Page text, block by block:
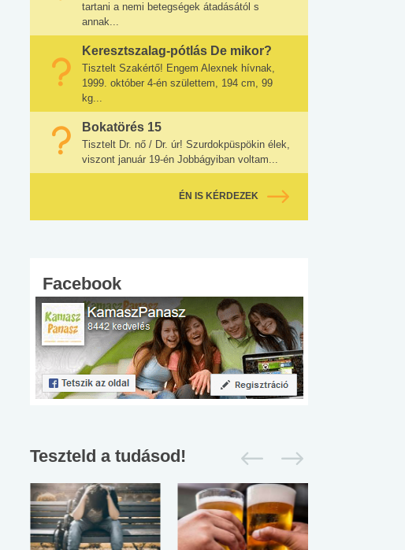
tartani a nemi betegségek átadásától s
annak...
Keresztszalag-pótlás De mikor?
Tisztelt Szakértő! Engem Alexnek hívnak,
1999. október 4-én születtem, 194 cm, 99
kg...
Bokatörés 15
Tisztelt Dr. nő / Dr. úr! Szurdokpüspökin élek,
viszont január 19-én Jobbágyiban voltam...
ÉN IS KÉRDEZEK
Facebook
Teszteld a tudásod!